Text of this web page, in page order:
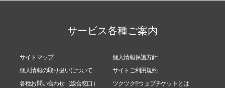
んでいくために、ホメオパスコミュニティの存在を
に「心強い」と言うことを超えた価値があるからで
す。
サービス各種ご案内
サイトマップ
個人情報保護方針
個人情報の取り扱いについて
サイトご利用規約
各種お問い合わせ（総合窓口）
ツクツク!!!ウェブチケットとは